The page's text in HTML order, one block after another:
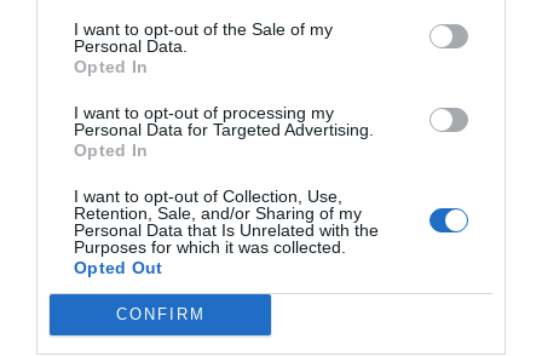
I want to opt-out of the Sale of my
Personal Data.
Opted In
I want to opt-out of processing my
Personal Data for Targeted Advertising.
Opted In
I want to opt-out of Collection, Use,
Retention, Sale, and/or Sharing of my
Personal Data that Is Unrelated with the
Purposes for which it was collected.
Opted Out
CONFIRM
Vall d’Albaida,
Ismael Sanvíctor
, considera que la
comarca disposa de les condicions necessàries per a
atraure nous residents
potencial per a diverses generacions que busquen un
estil de vida tranquil i, al mateix temps, estar ben
connectades amb altres nuclis amb oportunitats
laborals”, destaca.
A les iniciatives en matèria residencial se suma la
renovació del mirador municipal